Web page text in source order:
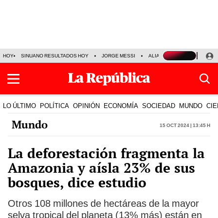
HOY SINUANO RESULTADOS HOY JORGE MESSI ALIANZA LIMA VS SPORT
LO ÚLTIMO POLÍTICA OPINIÓN ECONOMÍA SOCIEDAD MUNDO
Mundo 15 Oct 2024 | 13:45 h
La deforestación fragmenta la
Amazonia y aísla 23% de sus
bosques, dice estudio
Otros 108 millones de hectáreas de la mayor
selva tropical del planeta (13% más) están en